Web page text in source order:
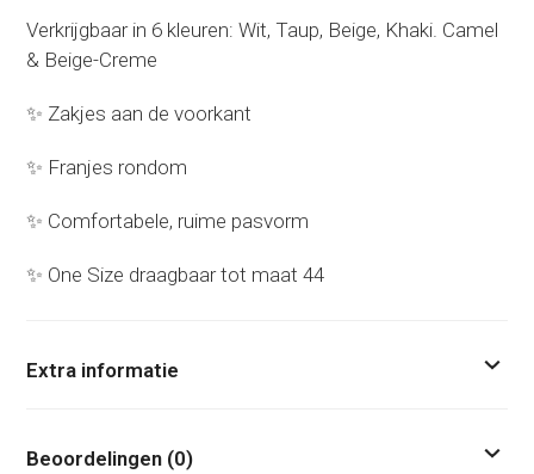
Verkrijgbaar in 6 kleuren: Wit, Taup, Beige, Khaki. Camel
& Beige-Creme
✨ Zakjes aan de voorkant
✨ Franjes rondom
✨ Comfortabele, ruime pasvorm
✨ One Size draagbaar tot maat 44
Extra informatie
Beoordelingen (0)